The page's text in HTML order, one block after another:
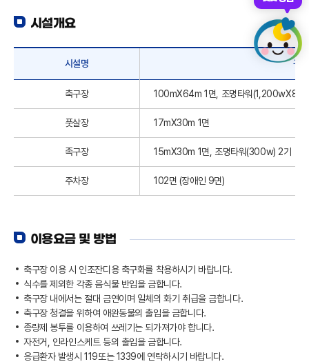
시설개요
시설명 구성
축구장 100mX64m 1면, 조명타워
풋살장 17mX30m 1면
족구장 15mX30m 1면, 조명타워(300w) 2기
주차장 102면 (장애인 9면)
이용요금 및 방법
축구장 이용 시 인조잔디용 축구화를 착용하시기 바랍니다.
식수를 제외한 각종 음식물 반입을 금합니다.
축구장 내에서는 절대 금연이며 일체의 화기 취급을 금합니다.
축구장 청결을 위하여 애완동물의 출입을 금합니다.
종량제 봉투를 이용하여 쓰레기는 되가져가야 합니다.
자전거, 인라인스케트 등의 출입을 금합니다.
응급환자 발생시 119또는 1339에 연락하시기 바랍니다.